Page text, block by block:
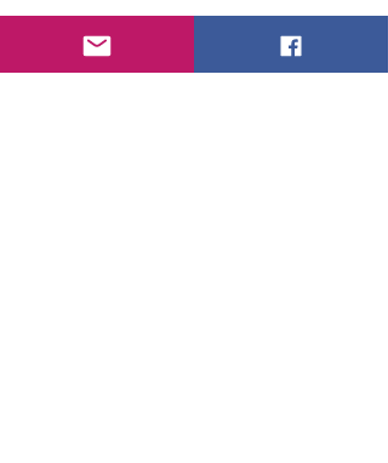
Todos nuestros Maderos se
encuentran sellados en ambas